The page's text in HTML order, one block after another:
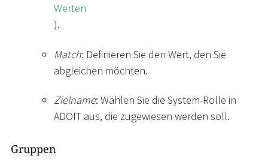
Werten
).
Match: Definieren Sie den Wert, den Sie
abgleichen möchten.
Zielname: Wählen Sie die System-Rolle in
ADOIT aus, die zugewiesen werden soll.
Gruppen